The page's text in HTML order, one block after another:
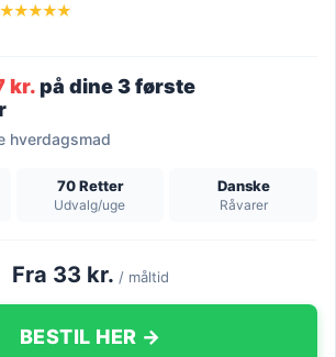
★★★★★
kr.på dine 3 første
hverdagsmad
70 Retter
Udvalg/uge
Danske
Råvarer
Fra 33 kr. / måltid
BESTIL HER →